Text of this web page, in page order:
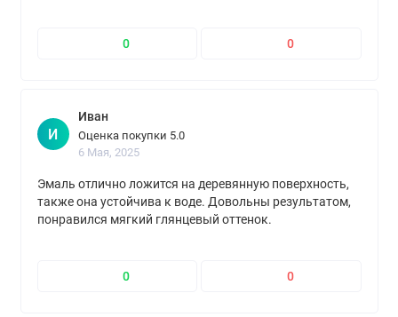
0 0
И
Иван
Оценка покупки 5.0
6 Мая, 2025
Эмаль отлично ложится на деревянную поверхность,
также она устойчива к воде. Довольны результатом,
понравился мягкий глянцевый оттенок.
0 0